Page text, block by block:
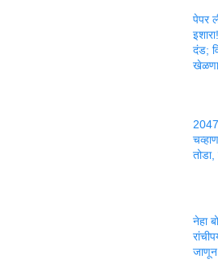
पेपर
दंड;
2047
तोडा,
नेहा
जाणून